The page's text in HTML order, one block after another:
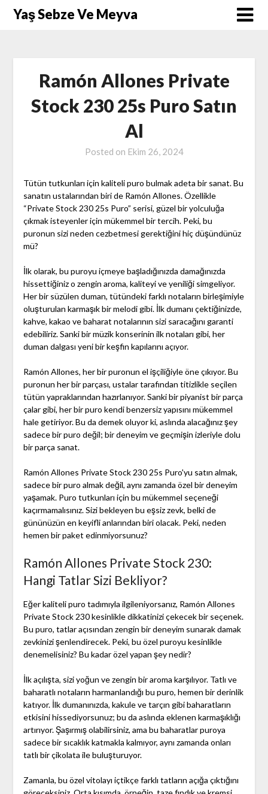
SkipYaş Sebze Ve Meyva
Ramón Allones Private
Stock 230 25s Puro Satın
Al
Posted on Ekim 26, 2024
Tütün tutkunları için kaliteli puro bulmak adeta bir sanat. Bu
sanatın ustalarından biri de Ramón Allones. Özellikle
“Private Stock 230 25s Puro” serisi, güzel bir yolculuğa
çıkmak isteyenler için mükemmel bir tercih. Peki, bu
puronun sizi neden cezbetmesi gerektiğini hiç düşündünüz
mü?
İlk olarak, bu puroyu içmeye başladığınızda damağınızda
hissettiğiniz o zengin aroma, kaliteyi ve yeniliği simgeliyor.
Her bir süzülen duman, tütündeki farklı notaların birleşimiyle
oluşturulan karmaşık bir melodi gibi. İlk dumanı çektiğinizde,
kahve, kakao ve baharat notalarının sizi saracağını garanti
edebiliriz. Sanki bir müzik konserinin ilk notaları gibi, her
duman dalgası yeni bir keşfin kapılarını açıyor.
Ramón Allones, her bir puronun el işçiliğiyle öne çıkıyor. Bu
puronun her bir parçası, ustalar tarafından titizlikle seçilen
tütün yapraklarından hazırlanıyor. Sanki bir piyanist bir parça
çalar gibi, her bir puro kendi benzersiz yapısını mükemmel
hale getiriyor. Bu da demek oluyor ki, aslında alacağınız şey
sadece bir puro değil; bir deneyim ve geçmişin izleriyle dolu
bir parça sanat.
Ramón Allones Private Stock 230 25s Puro'yu satın almak,
sadece bir puro almak değil, aynı zamanda özel bir deneyim
yaşamak. Puro tutkunları için bu mükemmel seçeneği
kaçırmamalısınız. Sizi bekleyen bu eşsiz zevk, belki de
gününüzün en keyifli anlarından biri olacak. Peki, neden
hemen bir paket edinmiyorsunuz?
Ramón Allones Private Stock 230:
Hangi Tatlar Sizi Bekliyor?
Eğer kaliteli puro tadımıyla ilgileniyorsanız, Ramón Allones
Private Stock 230 kesinlikle dikkatinizi çekecek bir seçenek.
Bu puro, tatlar açısından zengin bir deneyim sunarak damak
zevkinizi şenlendirecek. Peki, bu özel puroyu kesinlikle
denemelisiniz? Bu kadar özel yapan şey nedir?
İlk açılışta, sizi yoğun ve zengin bir aroma karşılıyor. Tatlı ve
baharatlı notaların harmanlandığı bu puro, hemen bir derinlik
katıyor. İlk dumanınızda, kakule ve tarçın gibi baharatların
etkisini hissediyorsunuz; bu da aslında eklenen karmaşıklığı
artırıyor. Şaşırmış olabilirsiniz, ama bu baharatlar puroya
sadece bir sıcaklık katmakla kalmıyor, aynı zamanda onları
tatlı bir çikolata ile buluşturuyor.
Zamanla, bu özel vitolayı içtikçe farklı tatların açığa çıktığını